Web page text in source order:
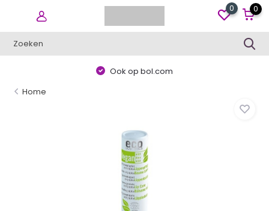
0 0
Ook op bol.com
Home